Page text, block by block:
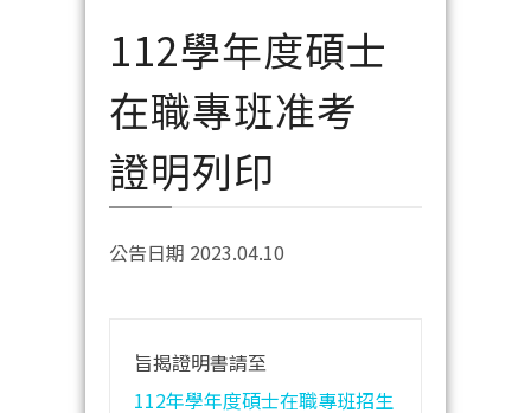
112學年度碩士
在職專班准考
證明列印
公告日期 2023.04.10
旨揭證明書請至
112年學年度碩士在職專班招生